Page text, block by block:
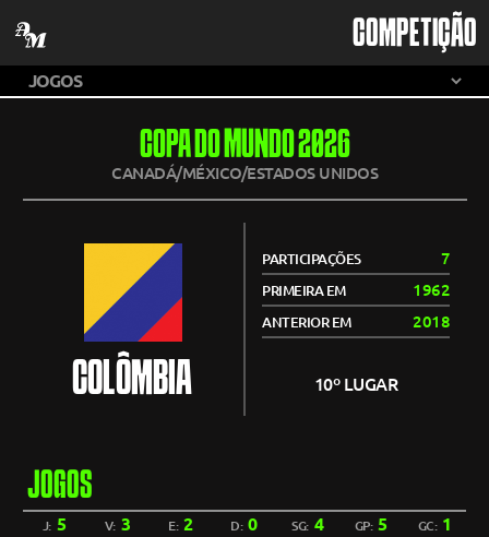
COMPETIÇÃO
COPA DO MUNDO 2026
CANADÁ/MÉXICO/ESTADOS UNIDOS
COLÔMBIA
PARTICIPAÇÕES 7
PRIMEIRA EM 1962
ANTERIOR EM 2018
10º LUGAR
JOGOS
J: 5 V: 3 E:2 D:0 SG: 4 GP: 5 GC: 1